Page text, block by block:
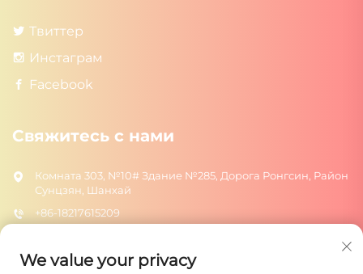
Твиттер
Инстаграм
Facebook
Свяжитесь с нами
Комната 303, №10# Здание №285, Дорога Ронгсин, Район
Сунцзян, Шанхай
+86-18217615209
We value your privacy